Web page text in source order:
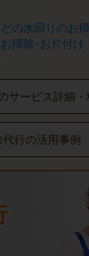
の水回りのお
掃除･お片付け
サービス詳細・
代行の活用事例